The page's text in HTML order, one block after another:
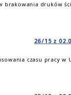
brakowania druków
26/15 z
czasu pracy w